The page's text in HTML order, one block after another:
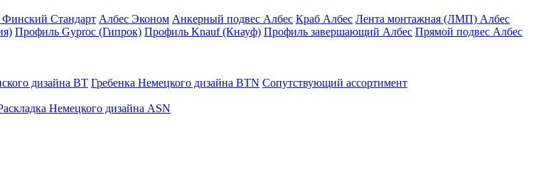
Финский Стандарт Албес Эконом Анкерный подвес Албес Краб Албес Лента монтажная (ЛМП) Албес
Профиль Gyproc (Гипрок) Профиль Knauf (Кнауф) Профиль завершающий Албес Прямой подвес Албес
дизайна BT Гребенка Немецкого дизайна ВТN Сопутствующий ассортимент
Немецкого дизайна АSN